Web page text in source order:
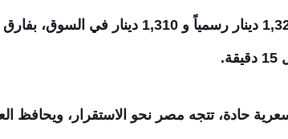
سعرية حادة، تتجه مصر نحو الاستقرار،